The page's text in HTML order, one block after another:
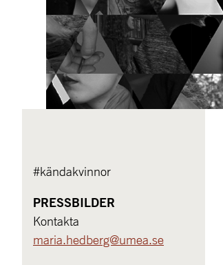
#kändakvinnor
PRESSBILDER
Kontakta
maria.hedberg@umea.se